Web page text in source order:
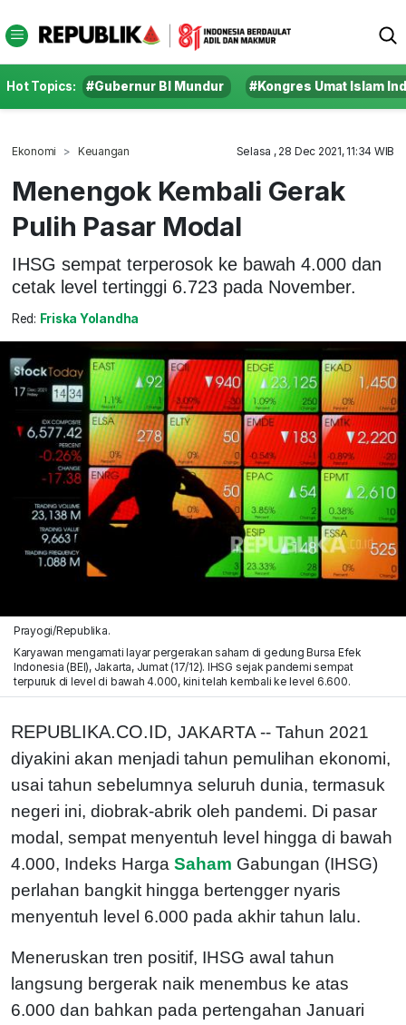
Hot Topics: #Gubernur BI Mundur #Kongres Umat Islam
Ekonomi Keuangan Selasa , 28 Dec 2021, 11:34 WIB
Menengok Kembali Gerak
Pulih Pasar Modal
IHSG sempat terperosok ke bawah 4.000 dan
cetak level tertinggi 6.723 pada November.
Red: Friska Yolandha
Prayogi/Republika.
Karyawan mengamati layar pergerakan saham di gedung Bursa Efek
Indonesia (BEI), Jakarta, Jumat (17/12). IHSG sejak pandemi sempat
terpuruk di level di bawah 4.000, kini telah kembali ke level 6.600.
REPUBLIKA.CO.ID, JAKARTA -- Tahun 2021
diyakini akan menjadi tahun pemulihan ekonomi,
usai tahun sebelumnya seluruh dunia, termasuk
negeri ini, diobrak-abrik oleh pandemi. Di pasar
modal, sempat menyentuh level hingga di bawah
4.000, Indeks Harga Saham Gabungan (IHSG)
perlahan bangkit hingga bertengger nyaris
menyentuh level 6.000 pada akhir tahun lalu.
Meneruskan tren positif, IHSG awal tahun
langsung bergerak naik menembus ke atas
6.000 dan bahkan pada pertengahan Januari